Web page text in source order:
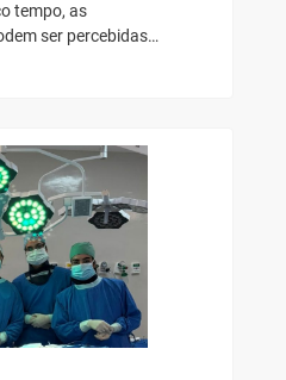
tempo, as
ser percebidas…